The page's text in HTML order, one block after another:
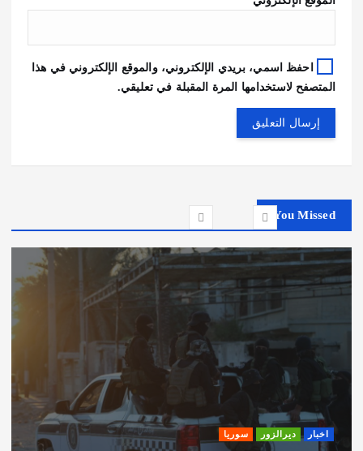
احفظ اسمي، بريدي الإلكتروني، والموقع الإلكتروني في هذا
المتصفح لاستخدامها المرة المقبلة في تعليقي.
You Missed
اخبار ديرالزور سوريا